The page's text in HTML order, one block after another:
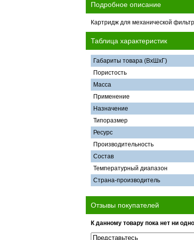
Подробное описание
Картридж для механической
Таблица характеристик
Габариты товара (ВхШхГ)
Пористость
Масса
Применение
Назначение
Типоразмер
Ресурс
Производительность
Состав
Температурный диапазон
Страна-производитель
Отзывы покупателей
К данному товару пока нет ни